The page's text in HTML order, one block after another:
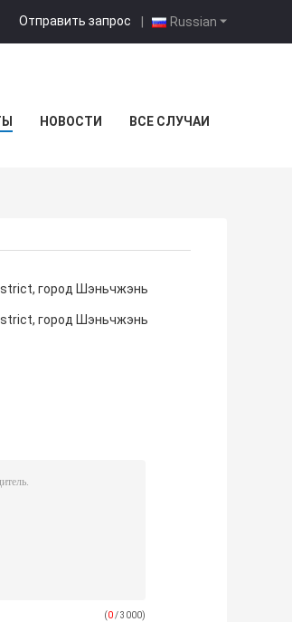
Russian
Отправить запрос |
НОВОСТИ ВСЕ СЛУЧАИ
город Шэньчжэнь
город Шэньчжэнь
(0/ 3000)